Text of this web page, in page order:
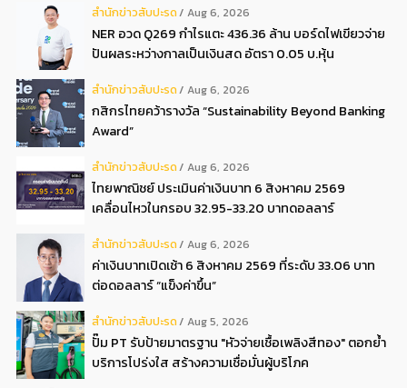
สํานักข่าวสับปะรด Aug 6, 2026
NER อวด Q269 กำไรแตะ 436.36 ล้าน บอร์ดไฟเขียวจ่าย
ปันผลระหว่างกาลเป็นเงินสด อัตรา 0.05 บ.หุ้น
สํานักข่าวสับปะรด Aug 6, 2026
กสิกรไทยคว้ารางวัล “Sustainability Beyond Banking
Award”
สํานักข่าวสับปะรด Aug 6, 2026
ไทยพาณิชย์ ประเมินค่าเงินบาท 6 สิงหาคม 2569
เคลื่อนไหวในกรอบ 32.95-33.20 บาทดอลลาร์
สํานักข่าวสับปะรด Aug 6, 2026
ค่าเงินบาทเปิดเช้า 6 สิงหาคม 2569 ที่ระดับ 33.06 บาท
ต่อดอลลาร์ “แข็งค่าขึ้น”
สํานักข่าวสับปะรด Aug 5, 2026
ปั๊ม PT รับป้ายมาตรฐาน "หัวจ่ายเชื้อเพลิงสีทอง" ตอกย้ำ
บริการโปร่งใส สร้างความเชื่อมั่นผู้บริโภค